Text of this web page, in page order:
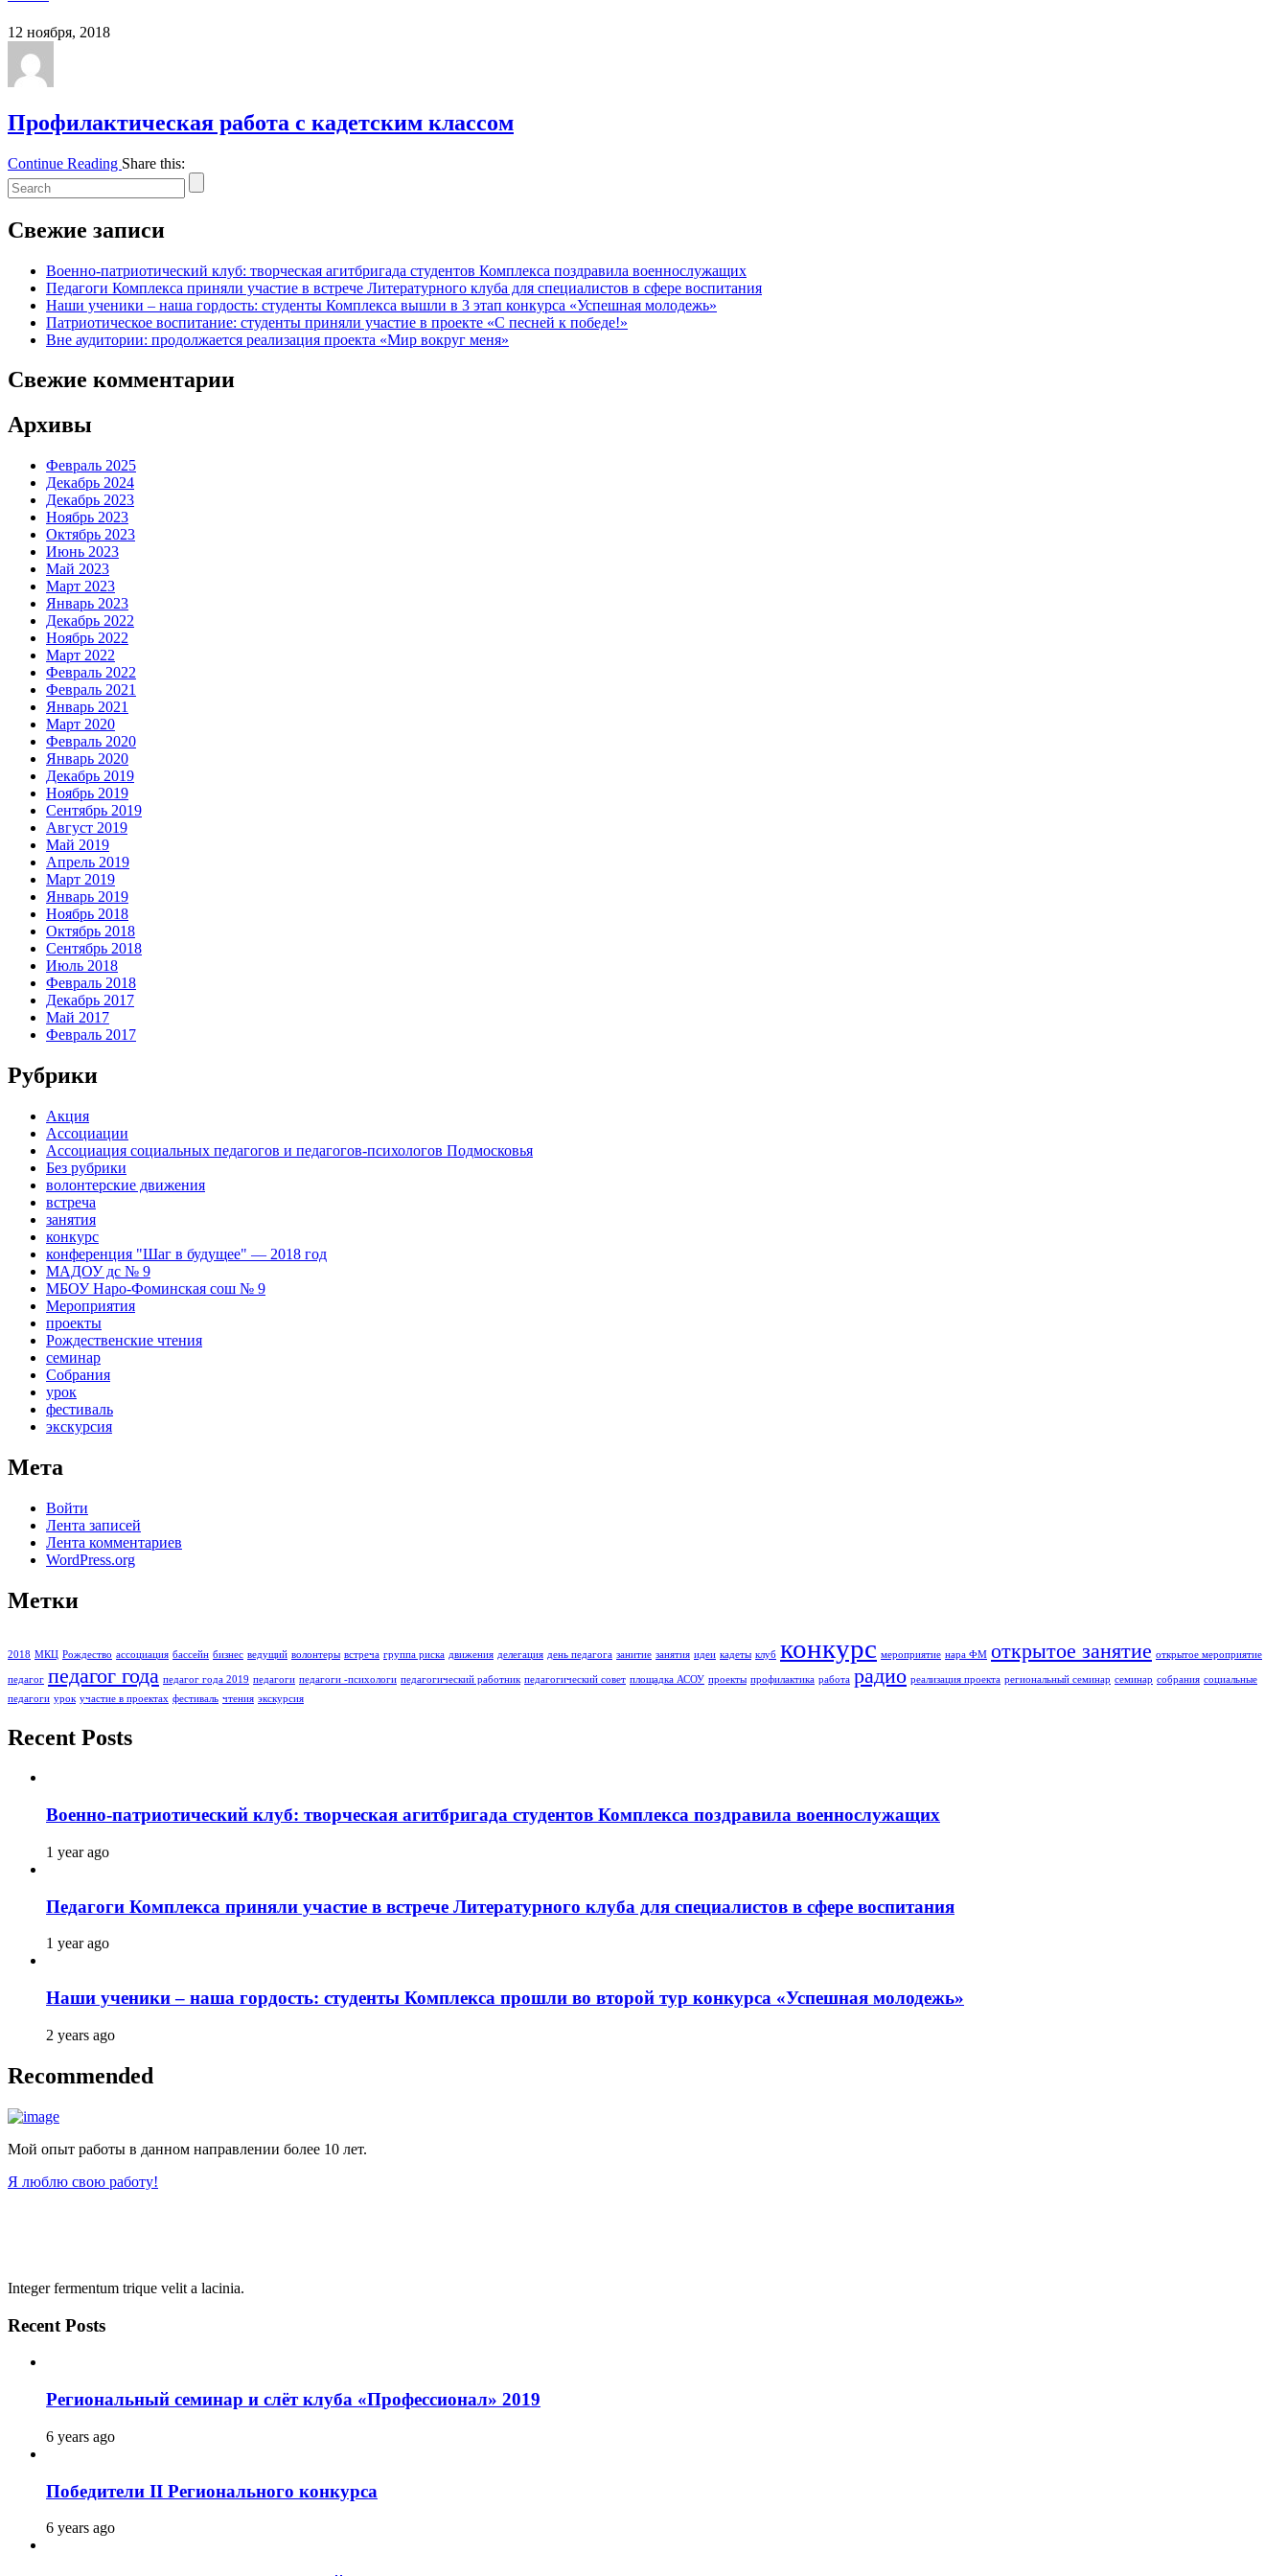
12 ноября, 2018
Профилактическая работа с кадетским классом
Continue Reading Share this:
Свежие записи
Военно-патриотический клуб: творческая агитбригада студентов Комплекса поздравила военнослужащих
Педагоги Комплекса приняли участие в встрече Литературного клуба для специалистов в сфере воспитания
Наши ученики – наша гордость: студенты Комплекса вышли в 3 этап конкурса «Успешная молодежь»
Патриотическое воспитание: студенты приняли участие в проекте «С песней к победе!»
Вне аудитории: продолжается реализация проекта «Мир вокруг меня»
Свежие комментарии
Архивы
Февраль 2025
Декабрь 2024
Декабрь 2023
Ноябрь 2023
Октябрь 2023
Июнь 2023
Май 2023
Март 2023
Январь 2023
Декабрь 2022
Ноябрь 2022
Март 2022
Февраль 2022
Февраль 2021
Январь 2021
Март 2020
Февраль 2020
Январь 2020
Декабрь 2019
Ноябрь 2019
Сентябрь 2019
Август 2019
Май 2019
Апрель 2019
Март 2019
Январь 2019
Ноябрь 2018
Октябрь 2018
Сентябрь 2018
Июль 2018
Февраль 2018
Декабрь 2017
Май 2017
Февраль 2017
Рубрики
Акция
Ассоциации
Ассоциация социальных педагогов и педагогов-психологов Подмосковья
Без рубрики
волонтерские движения
встреча
занятия
конкурс
конференция "Шаг в будущее" — 2018 год
МАДОУ дс № 9
МБОУ Наро-Фоминская сош № 9
Мероприятия
проекты
Рождественские чтения
семинар
Собрания
урок
фестиваль
экскурсия
Мета
Войти
Лента записей
Лента комментариев
WordPress.org
Метки
2018 МКЦ Рождество ассоциация бассейн бизнес ведущий волонтеры встреча группа риска движения делегация день педагога занитие занятия идеи кадеты клуб конкурс мероприятие нара ФМ открытое занятие открытое мероприятие
педагог педагог года педагог года 2019 педагоги педагоги -психологи педагогический работник педагогический совет площадка АСОУ проекты профилактика работа радио реализация проекта региональный семинар семинар собрания социальные
педагоги урок участие в проектах фестиваль чтения экскурсия
Recent Posts
Военно-патриотический клуб: творческая агитбригада студентов Комплекса поздравила военнослужащих
1 year ago
Педагоги Комплекса приняли участие в встрече Литературного клуба для специалистов в сфере воспитания
1 year ago
Наши ученики – наша гордость: студенты Комплекса прошли во второй тур конкурса «Успешная молодежь»
2 years ago
Recommended
Мой опыт работы в данном направлении более 10 лет.
Я люблю свою работу!
Integer fermentum trique velit a lacinia.
Recent Posts
Региональный семинар и слёт клуба «Профессионал» 2019
6 years ago
Победители II Регионального конкурса
6 years ago